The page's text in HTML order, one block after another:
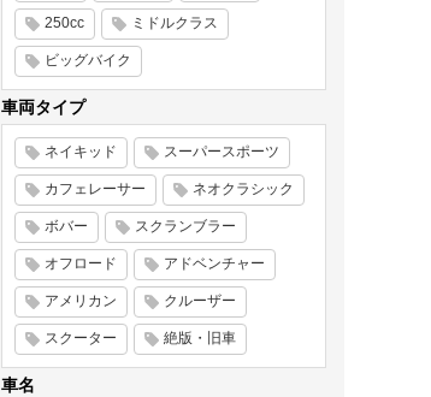
250cc ミドルクラス
ビッグバイク
車両タイプ
ネイキッド スーパースポーツ
カフェレーサー ネオクラシック
ボバー スクランブラー
オフロード アドベンチャー
アメリカン クルーザー
スクーター 絶版・旧車
車名